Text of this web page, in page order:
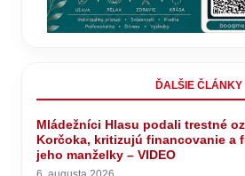
ĎALŠIE ČLÁNKY
Mládežníci Hlasu podali trestné
Korčoka, kritizujú financovanie a
jeho manželky – VIDEO